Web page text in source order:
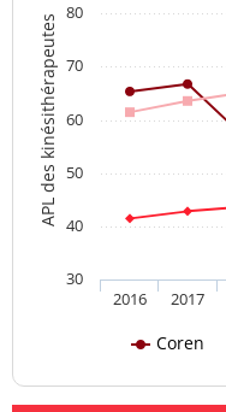
APL des kinésithérapeutes
Coren
2016 2017
30
40
50
60
70
80